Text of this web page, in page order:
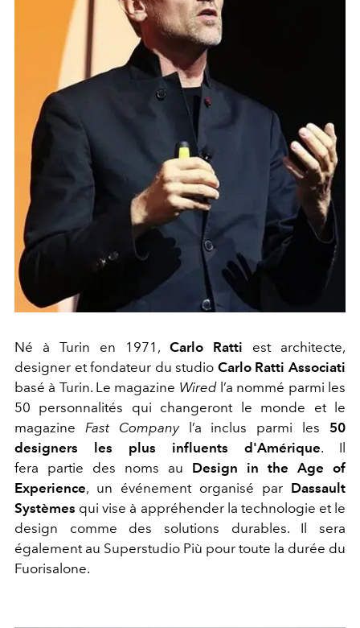
Né à Turin en 1971, Carlo Ratti est architecte,
designer et fondateur du studio Carlo Ratti Associati
basé à Turin. Le magazine Wired l’a nommé parmi les
50 personnalités qui changeront le monde et le
magazine Fast Company l’a inclus parmi les50
designers les plus influents d'Amérique. Il
fera partie des noms au Design in the Age of
Experience, un événement organisé par Dassault
Systèmes qui vise à appréhender la technologie et le
design comme des solutions durables. Il sera
également au Superstudio Più pour toute la durée du
Fuorisalone.